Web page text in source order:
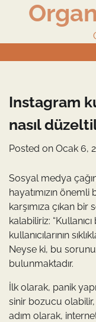
Instagram
nasıl
Posted on Ocak 6,
Sosyal medya
hayatımızın
karşımıza çıkan
kalabiliriz:
kullanıcılarının
Neyse ki, bu
bulunmaktadır.
İlk olarak, panik
sinir bozucu
adım olarak,